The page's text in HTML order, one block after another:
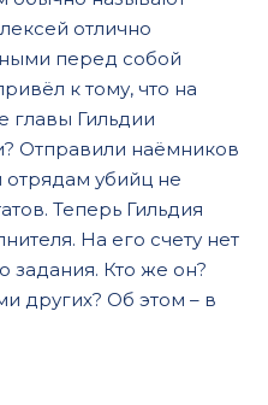
отлично
перед собой
к тому, что на
главы Гильдии
Отправили наёмников
убийц не
Теперь Гильдия
На его счету нет
задания. Кто же он?
других? Об этом – в